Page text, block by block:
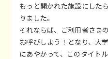
もっと開かれた施設にした
りました。
それならば、ご利用者さま
お呼びしよう！となり、大
にあやかって、このタイト